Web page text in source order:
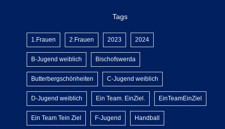
Tags
1.Frauen 2.Frauen 2023 2024
B-Jugend weiblich Bischofswerda
Butterbergschönheiten C-Jugend weiblich
D-Jugend weiblich Ein Team. EinZiel. EinTeamEinZiel
Ein Team Tein Ziel F-Jugend Handball